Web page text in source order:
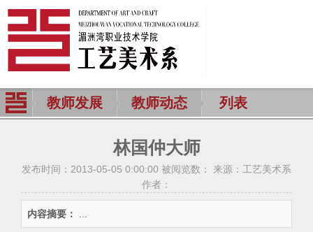
教师发展 教师动态 列表
林国仲大师
发布时间：2013-05-05 0:00:00 被阅览数：
来源：工艺美术系
作者：
内容摘要：